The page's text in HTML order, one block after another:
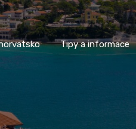
Chorvatsko Tipy a
Tipy a informace